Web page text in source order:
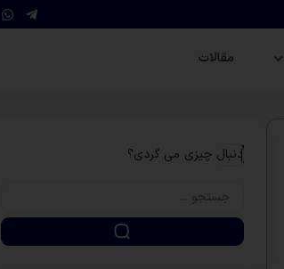
مقالات
دنبال چیزی می گردی؟